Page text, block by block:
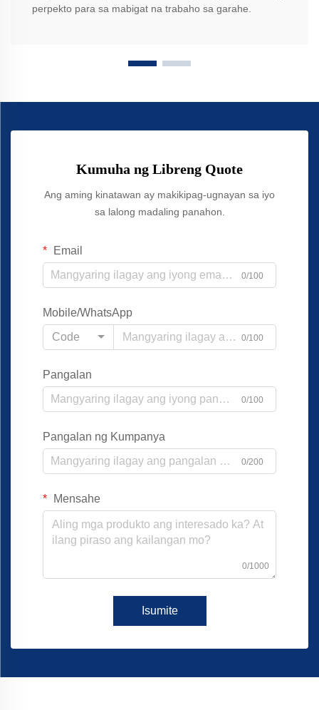
perpekto para sa mabigat na trabaho sa garahe.
Kumuha ng Libreng Quote
Ang aming kinatawan ay makikipag-ugnayan sa iyo
sa lalong madaling panahon.
Email
0/100
Mobile/WhatsApp
Code
0/100
Pangalan
0/100
Pangalan ng Kumpanya
0/200
Mensahe
0/1000
Isumite